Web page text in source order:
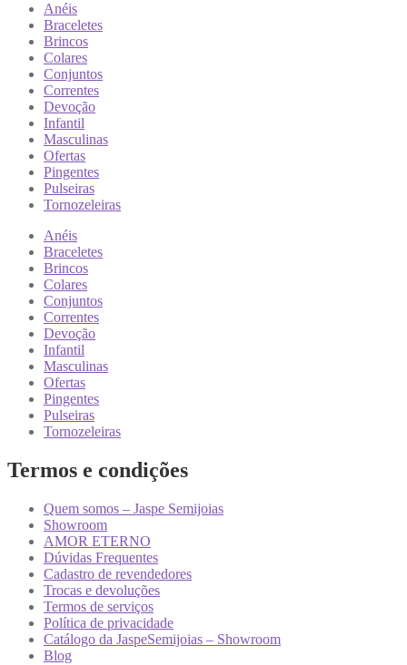
Anéis
Braceletes
Brincos
Colares
Conjuntos
Correntes
Devoção
Infantil
Masculinas
Ofertas
Pingentes
Pulseiras
Tornozeleiras
Anéis
Braceletes
Brincos
Colares
Conjuntos
Correntes
Devoção
Infantil
Masculinas
Ofertas
Pingentes
Pulseiras
Tornozeleiras
Termos e condições
Quem somos – Jaspe Semijoias
Showroom
AMOR ETERNO
Dúvidas Frequentes
Cadastro de revendedores
Trocas e devoluções
Termos de serviços
Política de privacidade
Catálogo da JaspeSemijoias – Showroom
Blog